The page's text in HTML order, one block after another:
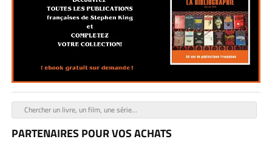
PARTENAIRES POUR VOS ACHATS